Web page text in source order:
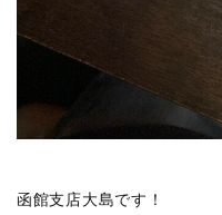
函館支店大島です！